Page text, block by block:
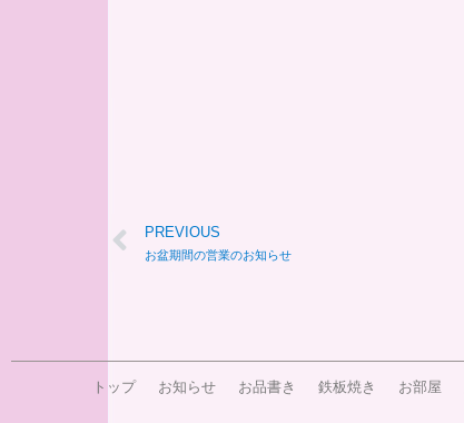
PREVIOUS
お盆期間の営業のお知らせ
トップ お知らせ お品書き 鉄板焼き お部屋